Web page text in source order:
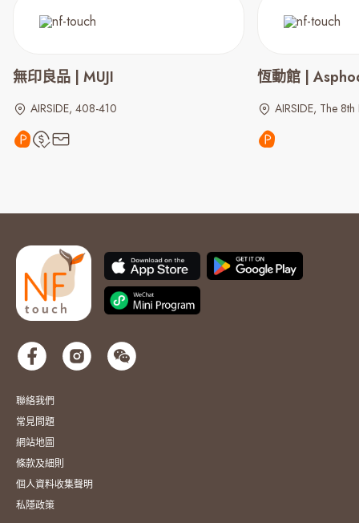
無印良品 | MUJI
AIRSIDE, 408-410
恆動館 |
AIRSIDE, The
聯絡我們
常見問題
網站地圖
條款及細則
個人資料收集聲明
私隱政策